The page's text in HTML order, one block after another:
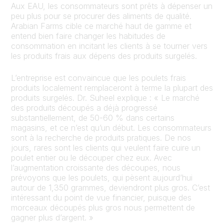
Aux EAU, les consommateurs sont prêts à dépenser un
peu plus pour se procurer des aliments de qualité.
Arabian Farms cible ce marché haut de gamme et
entend bien faire changer les habitudes de
consommation en incitant les clients à se tourner vers
les produits frais aux dépens des produits surgelés.
L’entreprise est convaincue que les poulets frais
produits localement remplaceront à terme la plupart des
produits surgelés. Dr. Suheel explique : « Le marché
des produits découpés a déjà progressé
substantiellement, de 50-60 % dans certains
magasins, et ce n’est qu’un début. Les consommateurs
sont à la recherche de produits pratiques. De nos
jours, rares sont les clients qui veulent faire cuire un
poulet entier ou le découper chez eux. Avec
l’augmentation croissante des découpes, nous
prévoyons que les poulets, qui pèsent aujourd’hui
autour de 1,350 grammes, deviendront plus gros. C’est
intéressant du point de vue financier, puisque des
morceaux découpés plus gros nous permettent de
gagner plus d’argent. »